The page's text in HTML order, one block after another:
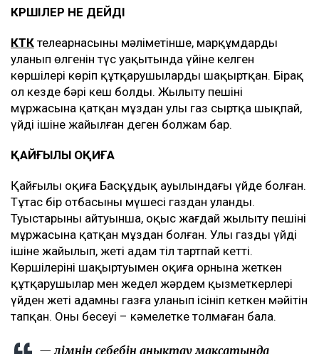
КӨРШІЛЕР НЕ ДЕЙДІ
КТК телеарнасының мәліметінше, марқұмдардың
уланып өлгенін түс уақытында үйіне келген
көршілері көріп құтқарушыларды шақыртқан. Бірақ
ол кезде бәрі кеш болды. Жылыту пешінің
мұржасына қатқан мұздан улы газ сыртқа шықпай,
үйдің ішіне жайылған деген болжам бар.
ҚАЙҒЫЛЫ ОҚИҒА
Қайғылы оқиға Басқұдық ауылындағы үйде болған.
Тұтас бір отбасының мүшесі газдан уланды.
Туыстарының айтуынша, оқыс жағдай жылыту пешінің
мұржасына қатқан мұздан болған. Улы газдың үйдің
ішіне жайылып, жеті адам тіл тартпай кетті.
Көршілерінің шақыртуымен оқиға орнына жеткен
құтқарушылар мен жедел жәрдем қызметкерлері
үйден жеті адамның газға уланып ісініп кеткен мәйітін
тапқан. Оның бесеуі – кәмелетке толмаған бала.
— Өлімнің себебін анықтау мақсатында